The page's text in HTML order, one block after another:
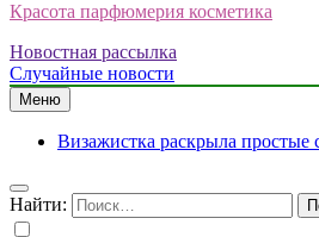
Красота парфюмерия косметика
Новостная рассылка
Случайные новости
Меню
Визажистка раскрыла простые
Найти: